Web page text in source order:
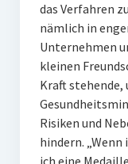
das Verfahren
nämlich in
Unternehmen
kleinen
Kraft stehende,
Risiken und
hindern.